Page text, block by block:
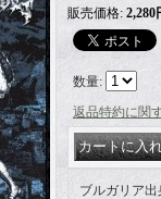
販売価格: 2,280
数量:
返品特約に関
ブルガリア